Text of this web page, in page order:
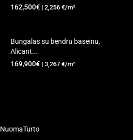
162,500€ | 2,256 €/m²
Bungalas su bendru baseinu,
Alicant...
169,900€ | 3,267 €/m²
NuomaTurto